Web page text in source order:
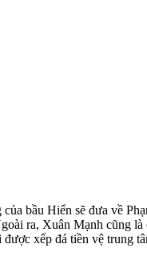
bầu Hiển sẽ đưa về
ra, Xuân Mạnh cũng là
được xếp đá tiền vệ trung